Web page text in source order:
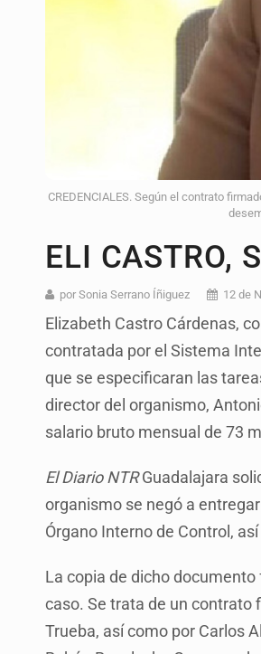
CREDENCIALES. Según el contrato
ELI CASTRO,
por Sonia Serrano Íñiguez 12 de
Elizabeth Castro Cárdenas,
contratada por el Sistema
que se especificaran las
director del organismo,
salario bruto mensual de 73
El Diario NTRGuadalajara
organismo se negó a
Órgano Interno de Control,
La copia de dicho
caso. Se trata de un contrato
Trueba, así como por Carlos